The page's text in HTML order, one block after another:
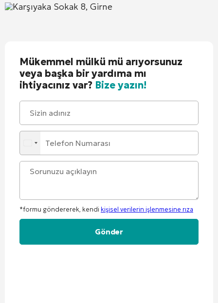
Karşıyaka Sokak 8, Girne
Mükemmel mülkü mü arıyorsunuz
veya başka bir yardıma mı
ihtiyacınız var? Bize yazın!
*formu göndererek, kendi kişisel verilerin işlenmesine rıza